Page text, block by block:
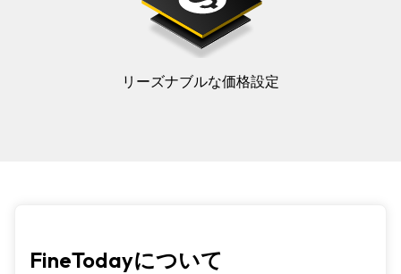
リーズナブルな価格設定
FineTodayについて